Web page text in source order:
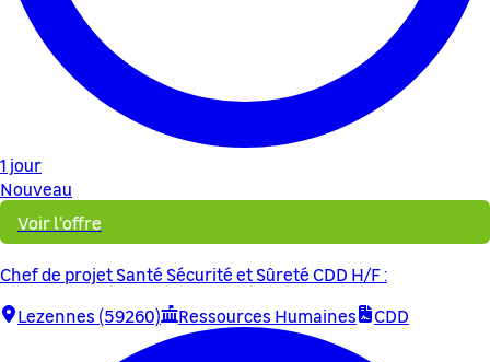
1 jour
Nouveau
Voir l'offre
Chef de projet Santé Sécurité et Sûreté CDD H/F :
Lezennes (59260)
Ressources Humaines CDD